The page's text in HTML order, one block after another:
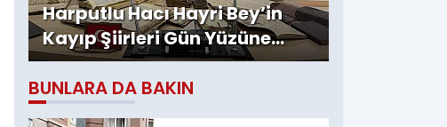
Harputlu Hacı Hayri Bey’in
Kayıp Şiirleri Gün Yüzüne
Çıktı
BUNLARA DA BAKIN